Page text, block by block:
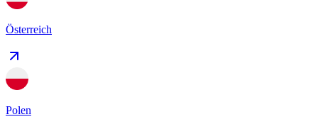
Österreich
Polen